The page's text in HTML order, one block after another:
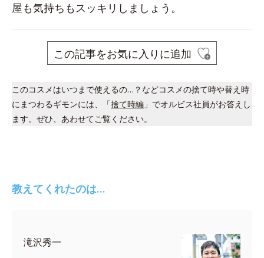
屋も気持ちもスッキリしましょう。
この記事をお気に入りに追加
このコスメはいつまで使えるの…？などコスメの捨て時や替え時
にまつわるギモンには、「捨て時編 」でオルビス社員がお答えし
ます。ぜひ、あわせてご覧ください。
教えてくれたのは…
滝沢秀一